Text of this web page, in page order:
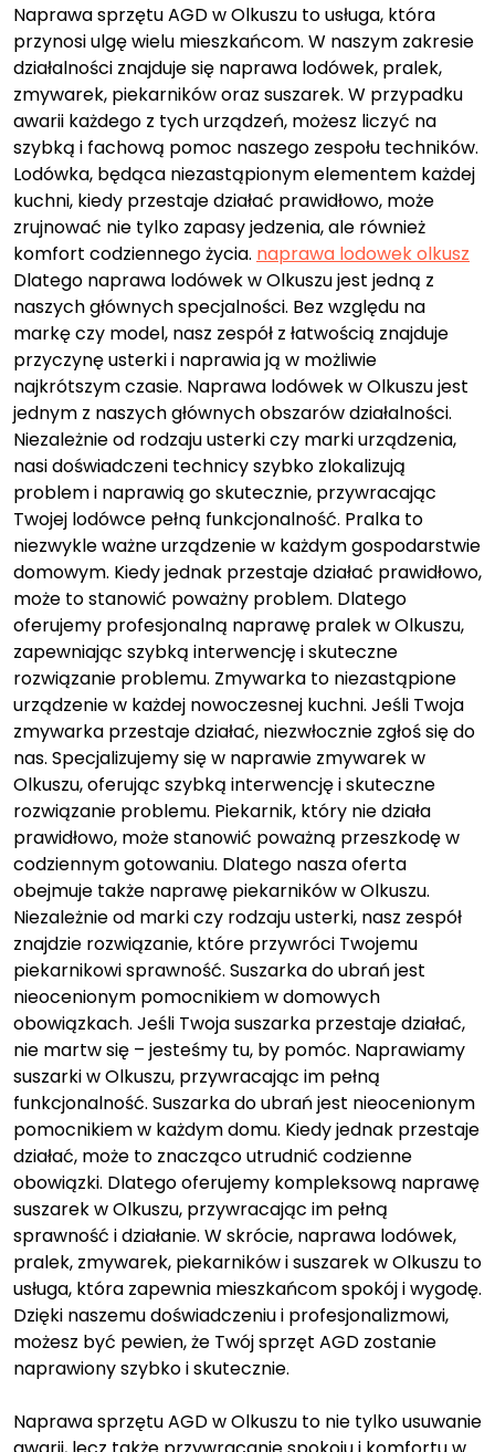
Naprawa sprzętu AGD w Olkuszu to usługa, która
przynosi ulgę wielu mieszkańcom. W naszym zakresie
działalności znajduje się naprawa lodówek, pralek,
zmywarek, piekarników oraz suszarek. W przypadku
awarii każdego z tych urządzeń, możesz liczyć na
szybką i fachową pomoc naszego zespołu techników.
Lodówka, będąca niezastąpionym elementem każdej
kuchni, kiedy przestaje działać prawidłowo, może
zrujnować nie tylko zapasy jedzenia, ale również
komfort codziennego życia. naprawa lodowek olkusz
Dlatego naprawa lodówek w Olkuszu jest jedną z
naszych głównych specjalności. Bez względu na
markę czy model, nasz zespół z łatwością znajduje
przyczynę usterki i naprawia ją w możliwie
najkrótszym czasie. Naprawa lodówek w Olkuszu jest
jednym z naszych głównych obszarów działalności.
Niezależnie od rodzaju usterki czy marki urządzenia,
nasi doświadczeni technicy szybko zlokalizują
problem i naprawią go skutecznie, przywracając
Twojej lodówce pełną funkcjonalność. Pralka to
niezwykle ważne urządzenie w każdym gospodarstwie
domowym. Kiedy jednak przestaje działać prawidłowo,
może to stanowić poważny problem. Dlatego
oferujemy profesjonalną naprawę pralek w Olkuszu,
zapewniając szybką interwencję i skuteczne
rozwiązanie problemu. Zmywarka to niezastąpione
urządzenie w każdej nowoczesnej kuchni. Jeśli Twoja
zmywarka przestaje działać, niezwłocznie zgłoś się do
nas. Specjalizujemy się w naprawie zmywarek w
Olkuszu, oferując szybką interwencję i skuteczne
rozwiązanie problemu. Piekarnik, który nie działa
prawidłowo, może stanowić poważną przeszkodę w
codziennym gotowaniu. Dlatego nasza oferta
obejmuje także naprawę piekarników w Olkuszu.
Niezależnie od marki czy rodzaju usterki, nasz zespół
znajdzie rozwiązanie, które przywróci Twojemu
piekarnikowi sprawność. Suszarka do ubrań jest
nieocenionym pomocnikiem w domowych
obowiązkach. Jeśli Twoja suszarka przestaje działać,
nie martw się – jesteśmy tu, by pomóc. Naprawiamy
suszarki w Olkuszu, przywracając im pełną
funkcjonalność. Suszarka do ubrań jest nieocenionym
pomocnikiem w każdym domu. Kiedy jednak przestaje
działać, może to znacząco utrudnić codzienne
obowiązki. Dlatego oferujemy kompleksową naprawę
suszarek w Olkuszu, przywracając im pełną
sprawność i działanie. W skrócie, naprawa lodówek,
pralek, zmywarek, piekarników i suszarek w Olkuszu to
usługa, która zapewnia mieszkańcom spokój i wygodę.
Dzięki naszemu doświadczeniu i profesjonalizmowi,
możesz być pewien, że Twój sprzęt AGD zostanie
naprawiony szybko i skutecznie.
Naprawa sprzętu AGD w Olkuszu to nie tylko usuwanie